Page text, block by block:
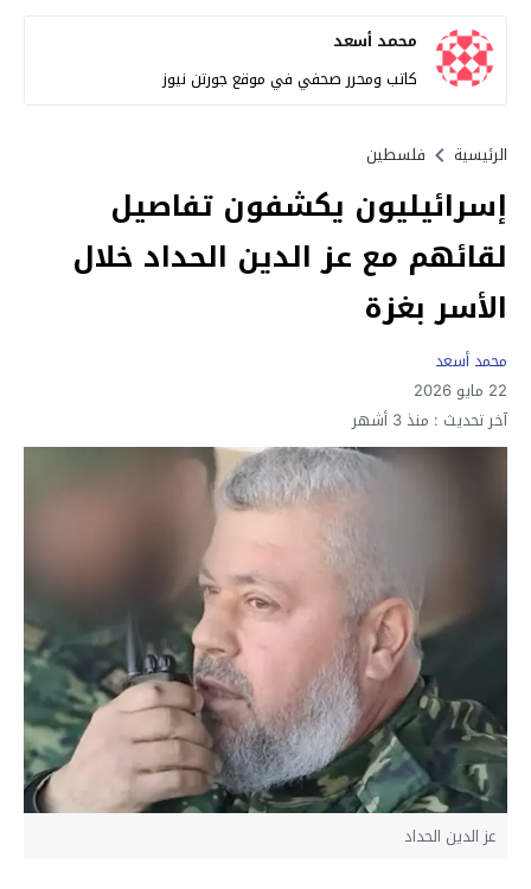
محمد أسعد
كاتب ومحرر صحفي في موقع جورتن نيوز
الرئيسية فلسطين
إسرائيليون يكشفون تفاصيل
لقائهم مع عز الدين الحداد خلال
الأسر بغزة
محمد أسعد
22 مايو 2026
آخر تحديث : منذ 3 أشهر
عز الدين الحداد